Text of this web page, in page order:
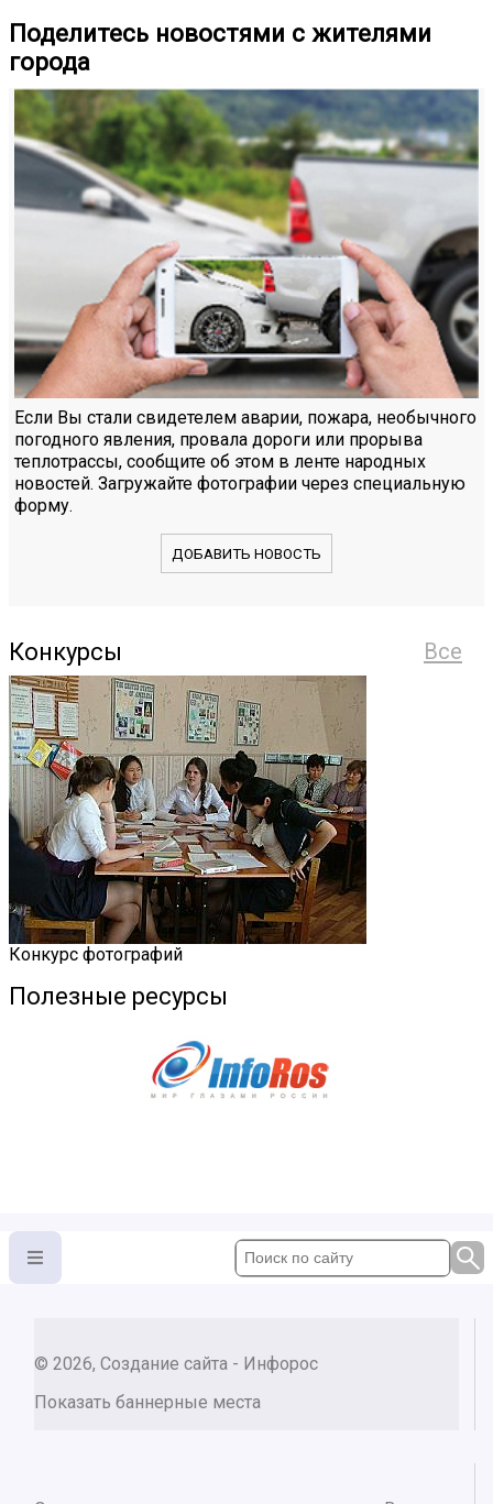
Поделитесь новостями с жителями
города
Если Вы стали свидетелем аварии, пожара, необычного
погодного явления, провала дороги или прорыва
теплотрассы, сообщите об этом в ленте народных
новостей. Загружайте фотографии через специальную
форму.
ДОБАВИТЬ НОВОСТЬ
Все
Конкурсы
Конкурс фотографий
Полезные ресурсы
© 2026, Создание сайта - Инфорос
Показать баннерные места